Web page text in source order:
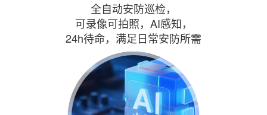
全自动安防巡检，
可录像可拍照，AI感知，
24h待命，满足日常安防所需